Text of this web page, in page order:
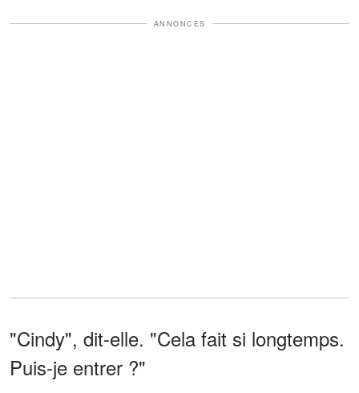
ANNONCES
"Cindy", dit-elle. "Cela fait si longtemps.
Puis-je entrer ?"